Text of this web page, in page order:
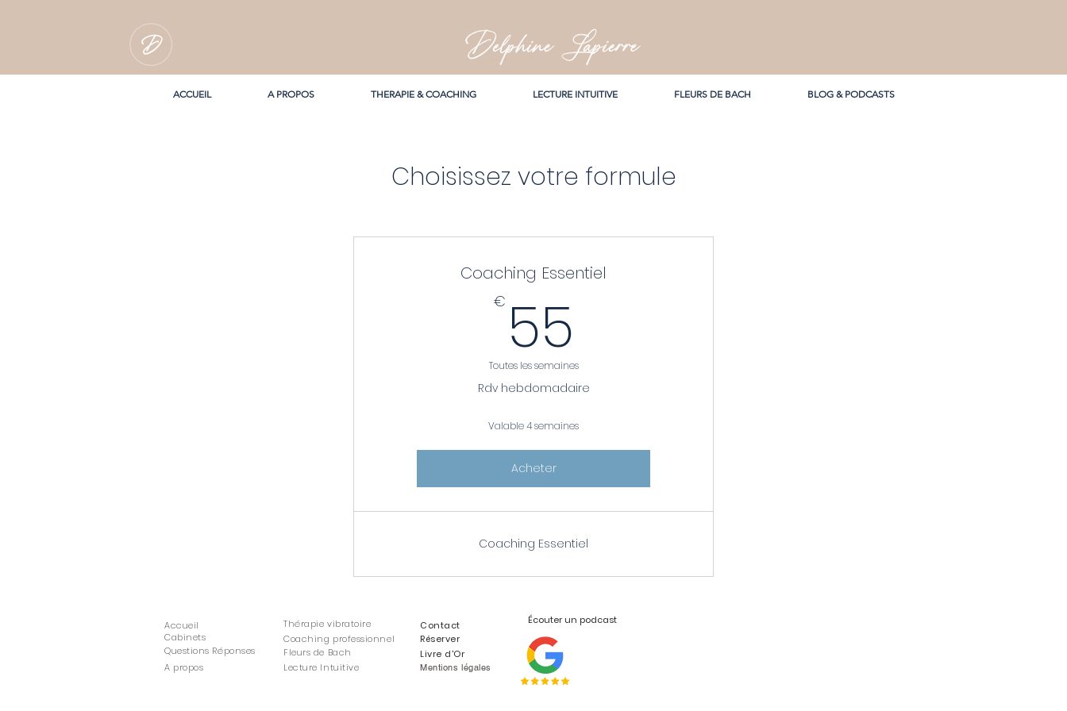
ACCUEIL A PROPOS THERAPIE & COACHING LECTURE INTUITIVE FLEURS DE BACH BLOG & PODCASTS
Choisissez votre formule
Coaching Essentiel
€ 55
Toutes les semaines
Rdv hebdomadaire
Valable 4 semaines
Acheter
Coaching Essentiel
Accueil
A propos
Thérapie vibratoire
Questions Réponses
Coaching professionnel
Cabinets
Fleurs de Bach
Lecture Intuitive
Contact
Réserver
Livre d'Or
Mentions légales
Écouter un podcast